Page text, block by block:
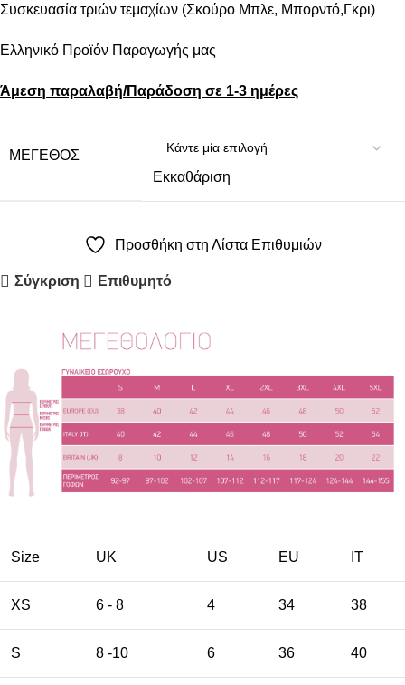
Συσκευασία τριών τεμαχίων (Σκούρο Μπλε, Μπορντό,Γκρι)
Ελληνικό Προϊόν Παραγωγής μας
Άμεση παραλαβή/Παράδοση σε 1-3 ημέρες
ΜΈΓΕΘΟΣ
Εκκαθάριση
Προσθήκη στη Λίστα Επιθυμιών
Σύγκριση Επιθυμητό
Size UK US EU ΙΤ
XS 6 - 8 4 34 38
S 8 -10 6 36 40